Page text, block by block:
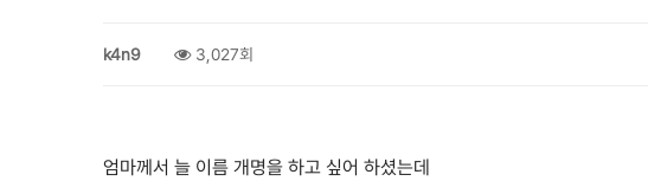
k4n9 3,027회
엄마께서 늘 이름 개명을 하고 싶어 하셨는데